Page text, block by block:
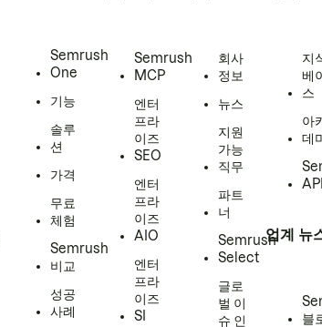
Semrush
One
기능
솔루
션
가격
무료
체험
Semrush
비교
성공
사례
Semrush
MCP
엔터
프라
이즈
SEO
엔터
프라
이즈
AIO
엔터
프라
이즈
SI
회사
정보
뉴스
지원
가능
직무
파트
너
Semrush
Select
글로
벌 이
슈 인
지
베
스
아
데
업계 뉴
블